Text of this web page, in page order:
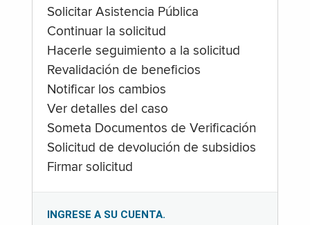
Solicitar Asistencia Pública
Continuar la solicitud
Hacerle seguimiento a la solicitud
Revalidación de beneficios
Notificar los cambios
Ver detalles del caso
Someta Documentos de Verificación
Solicitud de devolución de subsidios
Firmar solicitud
INGRESE A SU CUENTA.